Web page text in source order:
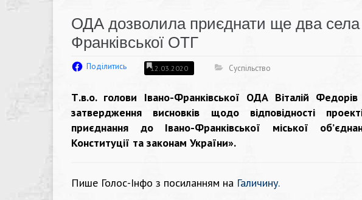
ОДА дозволила приєднати ще два села
Франківської ОТГ
Поділитись 12.03.2020 Суспільство
Т.в.о. голови Івано-Франківської ОДА Віталій
затвердження висновків щодо відповідності
приєднання до Івано-Франківської міської
Конституції та законам України».
Пише Голос-Інфо з посиланням на Галичину.